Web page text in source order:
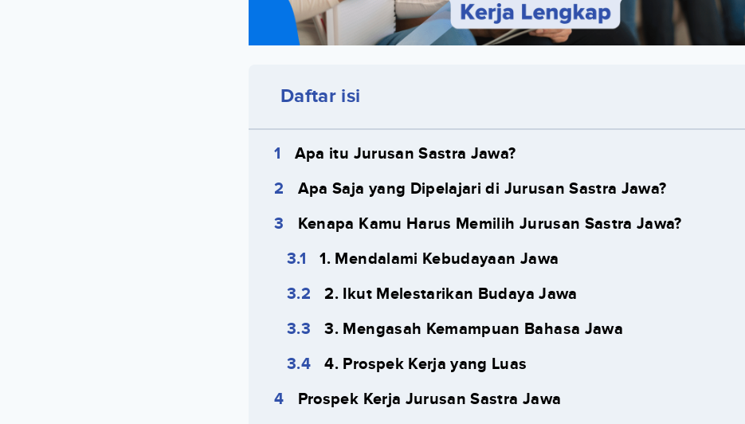
Daftar isi
Apa itu Jurusan Sastra Jawa?
Apa Saja yang Dipelajari di Jurusan Sastra Jawa?
Kenapa Kamu Harus Memilih Jurusan Sastra Jawa?
1. Mendalami Kebudayaan Jawa
2. Ikut Melestarikan Budaya Jawa
3. Mengasah Kemampuan Bahasa Jawa
4. Prospek Kerja yang Luas
Prospek Kerja Jurusan Sastra Jawa